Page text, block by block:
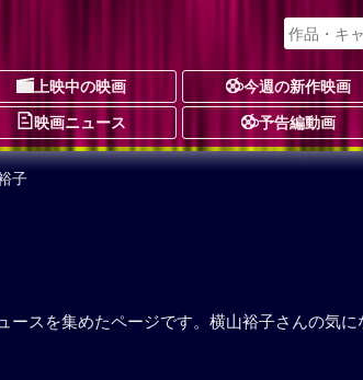
上映中の映画 今週の新作映画
映画ニュース 予告編動画
子
ースを集めたページです。横山裕子さんの気に